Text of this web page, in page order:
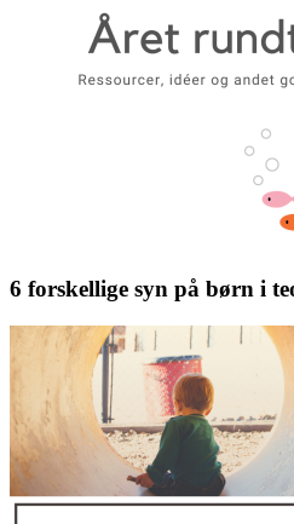
6 forskellige syn på børn i